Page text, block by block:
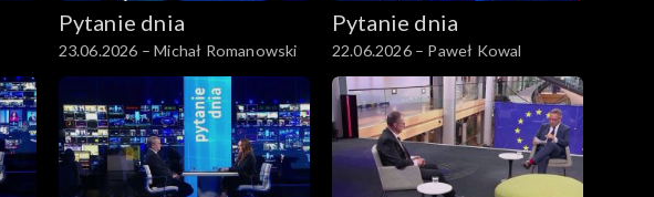
Pytanie dnia
23.06.2026 – Michał Romanowski
Pytanie dnia
22.06.2026 – Paweł Kowal